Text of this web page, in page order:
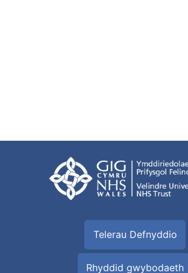
Telerau Defnyddio
Rhyddid gwybodaeth